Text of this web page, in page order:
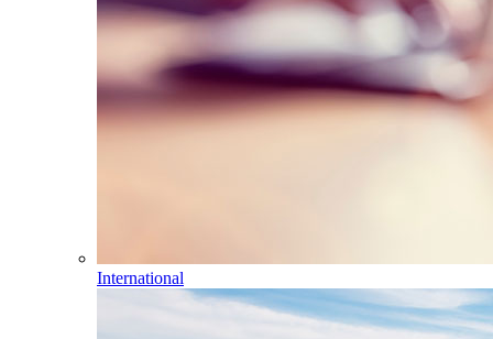
International